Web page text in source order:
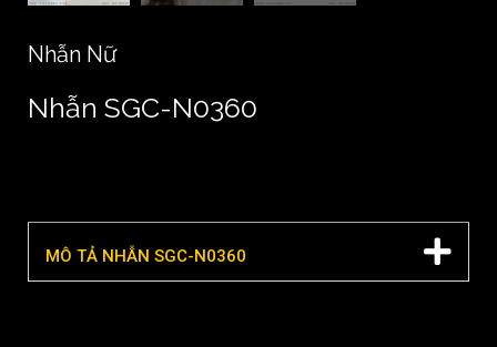
Nhẫn Nữ
Nhẫn SGC-N0360
MÔ TẢ NHẪN SGC-N0360